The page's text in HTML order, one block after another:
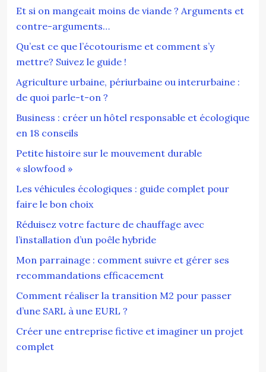
Et si on mangeait moins de viande ? Arguments et
contre-arguments…
Qu’est ce que l’écotourisme et comment s’y
mettre? Suivez le guide !
Agriculture urbaine, périurbaine ou interurbaine :
de quoi parle-t-on ?
Business : créer un hôtel responsable et écologique
en 18 conseils
Petite histoire sur le mouvement durable
« slowfood »
Les véhicules écologiques : guide complet pour
faire le bon choix
Réduisez votre facture de chauffage avec
l’installation d’un poêle hybride
Mon parrainage : comment suivre et gérer ses
recommandations efficacement
Comment réaliser la transition M2 pour passer
d’une SARL à une EURL ?
Créer une entreprise fictive et imaginer un projet
complet